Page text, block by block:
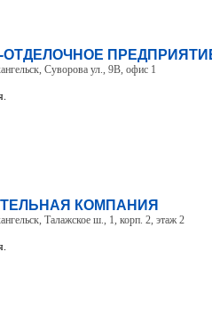
Суворова ул., 9В, офис 1
КОМПАНИЯ
Талажское ш., 1, корп. 2, этаж 2